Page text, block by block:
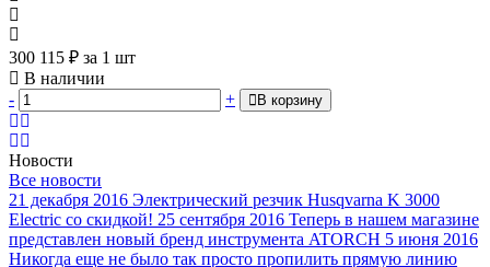
300 115 ₽ за 1 шт
В наличии
-
+ В корзину
Новости
Все новости
21 декабря 2016 Электрический резчик Husqvarna K 3000
Electric со скидкой! 25 сентября 2016 Теперь в нашем магазине
представлен новый бренд инструмента ATORCH 5 июня 2016
Никогда еще не было так просто пропилить прямую линию